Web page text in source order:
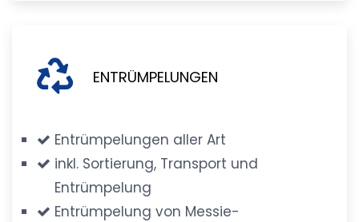
ENTRÜMPELUNGEN
Entrümpelungen aller Art
inkl. Sortierung, Transport und
Entrümpelung
Entrümpelung von Messie-